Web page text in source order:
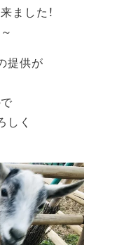
ました！
提供が
しく